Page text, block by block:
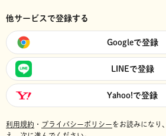
他サービスで登録する
Googleで登録
LINEで登録
Yahoo!で登録
利用規約 ・ プライバシーポリシーをお読みになり、